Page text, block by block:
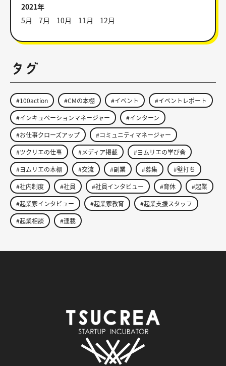
2021年
5月
7月 10月 11月 12月
タグ
#100action #CMの本棚 #イベント
#イベントレポート
#インキュベーションマネージャー
#インターン
#お仕事クローズアップ
#コミュニティマネージャー
#ツクリエの仕事
#メディア掲載
#ヨムリエの学び舎
#ヨムリエの本棚
#交流 #副業 #募集
#壁打ち
#社内制度
#社員 #社員インタビュー #育休
#起業
#起業家インタビュー
#起業家教育
#起業支援スタッフ
#起業相談
#連載